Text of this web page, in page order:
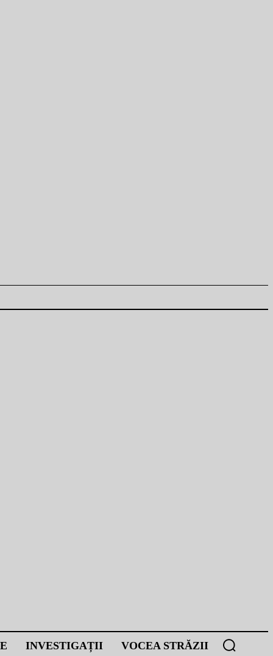
INVESTIGAȚII VOCEA STRĂZII